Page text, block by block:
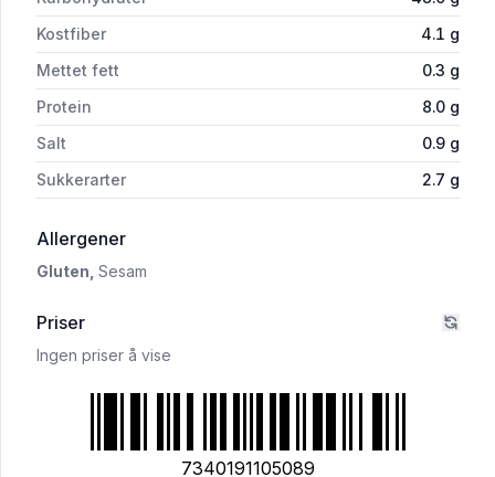
Kostfiber
4.1 g
Mettet fett
0.3 g
Protein
8.0 g
Salt
0.9 g
Sukkerarter
2.7 g
Allergeneri 'Coop Steinovnsbakt Grov Baguette 250g'
Gluten, Sesam
Priser
Ingen priser å vise
7340191105089